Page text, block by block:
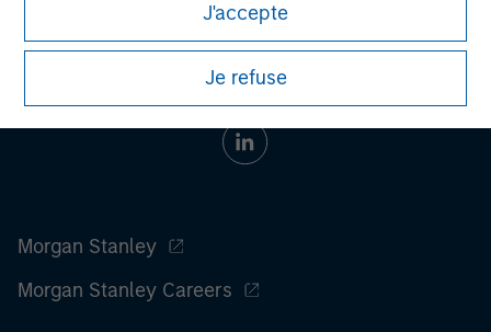
J'accepte
Je refuse
Morgan Stanley
Morgan Stanley Careers